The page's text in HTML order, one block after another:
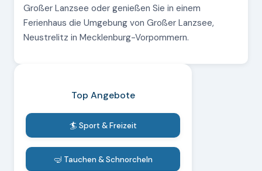
Großer Lanzsee oder genießen Sie in einem
Ferienhaus die Umgebung von Großer Lanzsee,
Neustrelitz in Mecklenburg-Vorpommern.
Top Angebote
🏄 Sport & Freizeit
🤿 Tauchen & Schnorcheln